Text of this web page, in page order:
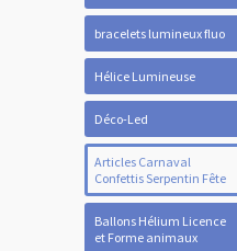
bracelets lumineux fluo
Hélice Lumineuse
Déco-Led
Articles Carnaval
Confettis Serpentin Fête
Ballons Hélium Licence
et Forme animaux